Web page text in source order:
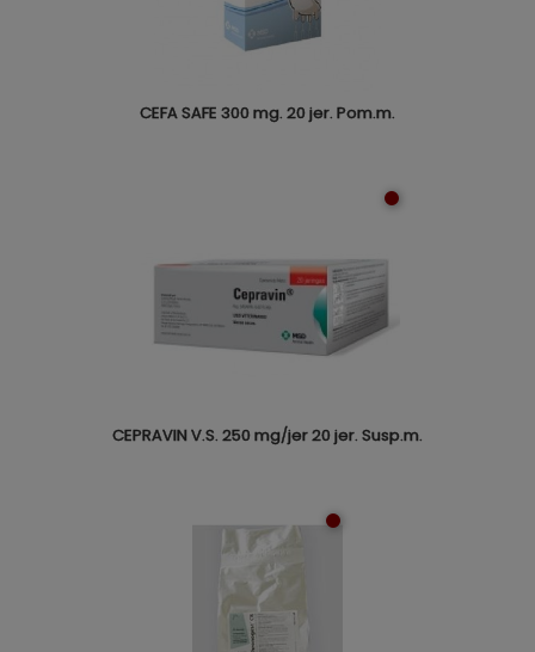
CEFA SAFE 300 mg. 20 jer. Pom.m.
CEPRAVIN V.S. 250 mg/jer 20 jer. Susp.m.